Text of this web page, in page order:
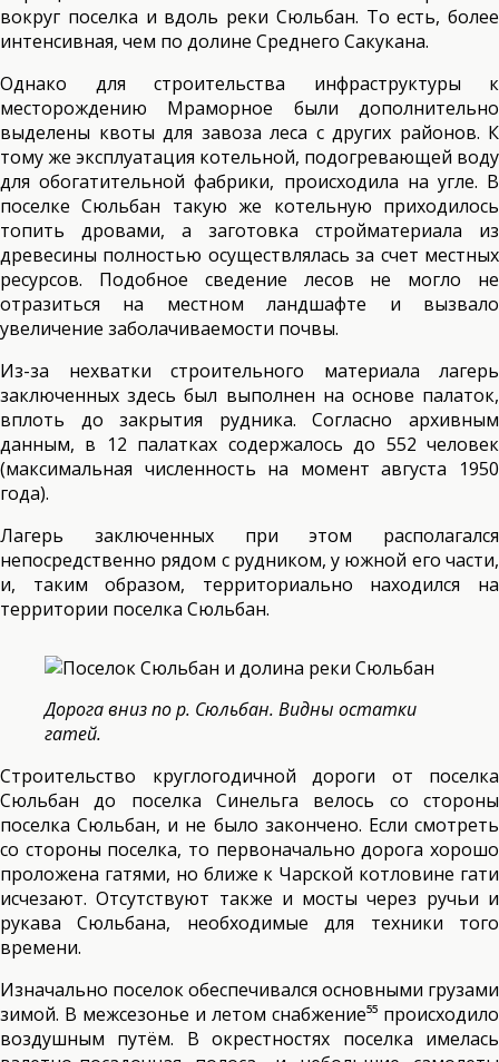
вокруг поселка и вдоль реки Сюльбан. То есть, более
интенсивная, чем по долине Среднего Сакукана.
Однако для строительства инфраструктуры к
месторождению Мраморное были дополнительно
выделены квоты для завоза леса с других районов. К
тому же эксплуатация котельной, подогревающей воду
для обогатительной фабрики, происходила на угле. В
поселке Сюльбан такую же котельную приходилось
топить дровами, а заготовка стройматериала из
древесины полностью осуществлялась за счет местных
ресурсов. Подобное сведение лесов не могло не
отразиться на местном ландшафте и вызвало
увеличение заболачиваемости почвы.
Из-за нехватки строительного материала лагерь
заключенных здесь был выполнен на основе палаток,
вплоть до закрытия рудника. Согласно архивным
данным, в 12 палатках содержалось до 552 человек
(максимальная численность на момент августа 1950
года).
Лагерь заключенных при этом располагался
непосредственно рядом с рудником, у южной его части,
и, таким образом, территориально находился на
территории поселка Сюльбан.
Дорога вниз по р. Сюльбан. Видны остатки
гатей.
Строительство круглогодичной дороги от поселка
Сюльбан до поселка Синельга велось со стороны
поселка Сюльбан, и не было закончено. Если смотреть
со стороны поселка, то первоначально дорога хорошо
проложена гатями, но ближе к Чарской котловине гати
исчезают. Отсутствуют также и мосты через ручьи и
рукава Сюльбана, необходимые для техники того
времени.
Изначально поселок обеспечивался основными грузами
зимой. В межсезонье и летом снабжение⁵⁵ происходило
воздушным путём. В окрестностях поселка имелась